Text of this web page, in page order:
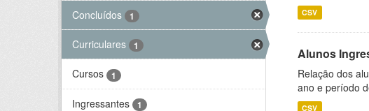
Concluídos 1
Curriculares 1
Cursos 1
Ingressantes 1
CSV
Alunos
Relação dos
ano e período
CSV